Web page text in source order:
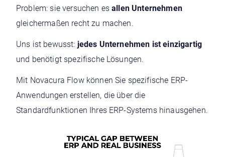
Problem: sie versuchen esallen Unternehmen
gleichermaßen recht zu machen.
Uns ist bewusst: jedes Unternehmen ist einzigartig
und benötigt spezifische Lösungen.
Mit Novacura Flow können Sie spezifische ERP-
Anwendungen erstellen, die über die
Standardfunktionen Ihres ERP-Systems hinausgehen.